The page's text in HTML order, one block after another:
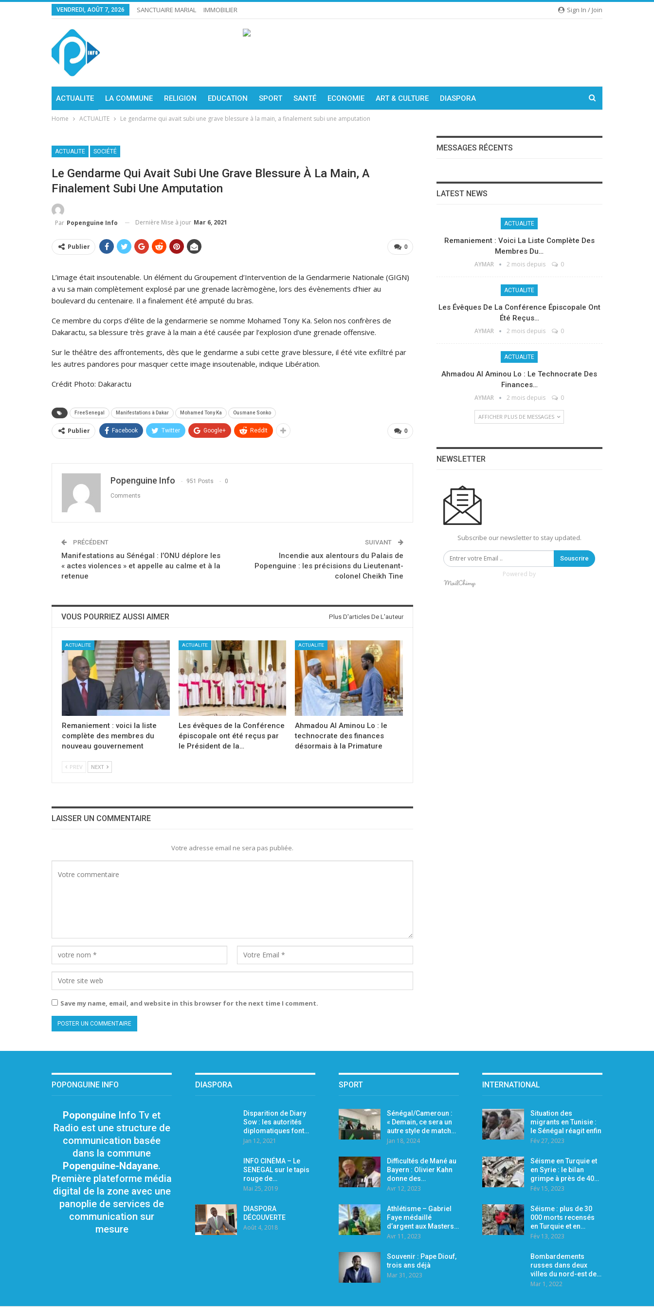
Sign In / Join
VENDREDI, AOÛT 7, 2026 SANCTUAIRE MARIAL IMMOBILIER
ACTUALITE LA COMMUNE RELIGION EDUCATION SPORT SANTÉ ECONOMIE ART & CULTURE DIASPORA
Home ACTUALITE Le gendarme qui avait subi une grave blessure à la main, a finalement subi une amputation
ACTUALITE SOCIÉTÉ
Le Gendarme Qui Avait Subi Une Grave Blessure À La Main, A
Finalement Subi Une Amputation
Par Popenguine Info Dernière Mise à jour Mar 6, 2021
0
Publier
L’image était insoutenable. Un élément du Groupement d’Intervention de la Gendarmerie Nationale (GIGN)
a vu sa main complètement explosé par une grenade lacrèmogène, lors des évènements d’hier au
boulevard du centenaire. Il a finalement été amputé du bras.
Ce membre du corps d’élite de la gendarmerie se nomme Mohamed Tony Ka. Selon nos confrères de
Dakaractu, sa blessure très grave à la main a été causée par l’explosion d’une grenade offensive.
Sur le théâtre des affrontements, dès que le gendarme a subi cette grave blessure, il été vite exfiltré par
les autres pandores pour masquer cette image insoutenable, indique Libération.
Crédit Photo: Dakaractu
FreeSenegal Manifestations à Dakar Mohamed Tony Ka Ousmane Sonko
0
Publier Facebook Twitter Google+ ReddIt
Popenguine Info 951 Posts 0
Comments
PRÉCÉDENT
Manifestations au Sénégal : l’ONU déplore les
« actes violences » et appelle au calme et à la
retenue
SUIVANT
Incendie aux alentours du Palais de
Popenguine : les précisions du Lieutenant-
colonel Cheikh Tine
VOUS POURRIEZ AUSSI AIMER Plus D'articles De L'auteur
ACTUALITE
Remaniement : voici la liste
complète des membres du
nouveau gouvernement
ACTUALITE
Les évêques de la Conférence
épiscopale ont été reçus par
le Président de la…
ACTUALITE
Ahmadou Al Aminou Lo : le
technocrate des finances
désormais à la Primature
PREV NEXT
LAISSER UN COMMENTAIRE
Votre adresse email ne sera pas publiée.
Save my name, email, and website in this browser for the next time I comment.
MESSAGES RÉCENTS
LATEST NEWS
ACTUALITE
Remaniement : Voici La Liste Complète Des
Membres Du…
AYMAR 2 mois depuis 0
ACTUALITE
Les Évêques De La Conférence Épiscopale Ont
Été Reçus…
AYMAR 2 mois depuis 0
ACTUALITE
Ahmadou Al Aminou Lo : Le Technocrate Des
Finances…
AYMAR 2 mois depuis 0
AFFICHER PLUS DE MESSAGES
NEWSLETTER
Subscribe our newsletter to stay updated.
Souscrire
Powered by
POPONGUINE INFO
Poponguine Info Tv et
Radio est une structure de
communication basée
dans la commune
Popenguine-Ndayane.
Première plateforme média
digital de la zone avec une
panoplie de services de
communication sur
mesure
DIASPORA
Disparition de Diary
Sow : les autorités
diplomatiques font…
Jan 12, 2021
INFO CINÉMA – Le
SENEGAL sur le tapis
rouge de…
Mai 25, 2019
DIASPORA
DÉCOUVERTE
Août 4, 2018
SPORT
Sénégal/Cameroun :
« Demain, ce sera un
autre style de match…
Jan 18, 2024
Difficultés de Mané au
Bayern : Olivier Kahn
donne des…
Avr 12, 2023
Athlétisme – Gabriel
Faye médaillé
d’argent aux Masters…
Avr 11, 2023
Souvenir : Pape Diouf,
trois ans déjà
Mar 31, 2023
INTERNATIONAL
Situation des
migrants en Tunisie :
le Sénégal réagit enfin
Fév 27, 2023
Séisme en Turquie et
en Syrie : le bilan
grimpe à près de 40…
Fév 15, 2023
Séisme : plus de 30
000 morts recensés
en Turquie et en…
Fév 13, 2023
Bombardements
russes dans deux
villes du nord-est de…
Mar 1, 2022